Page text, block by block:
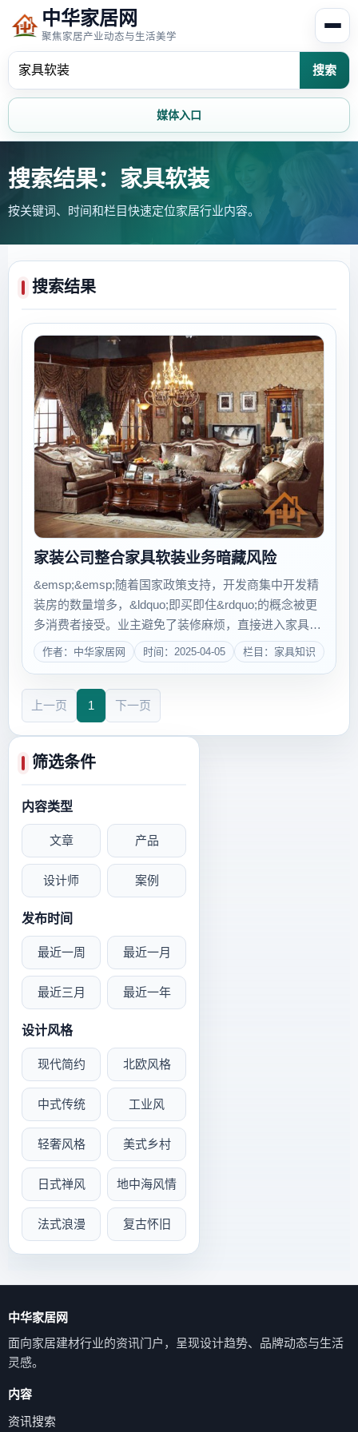
中华家居网
聚焦家居产业动态与生活美学
搜索
媒体入口
首页 家居资讯
家居风水 家居欣赏
家装攻略 创意家居
搜索结果：家具软装
按关键词、时间和栏目快速定位家居行业内容。
筛选条件
内容类型
文章 产品
设计师 案例
发布时间
最近一周 最近一月
最近三月 最近一年
设计风格
现代简约 北欧风格
中式传统 工业风
轻奢风格 美式乡村
日式禅风 地中海风情
法式浪漫 复古怀旧
搜索结果
家装公司整合家具软装业务暗藏风险
&emsp;&emsp;随着国家政策支持，开发商集中开发精
装房的数量增多，&ldquo;即买即住&rdquo;的概念被更
多消费者接受。业主避免了装修麻烦，直接进入家具、
窗帘、配饰等软装产品采购阶段，&ldquo;硬装&rdquo;
后时代将来临，家装公司是否会改变&ldquo;硬装&...
作者：中华家居网 时间：2025-04-05 栏目：家具知识
上一页 1 下一页
中华家居网
面向家居建材行业的资讯门户，呈现设计趋势、品牌动态与生活
灵感。
内容
资讯搜索